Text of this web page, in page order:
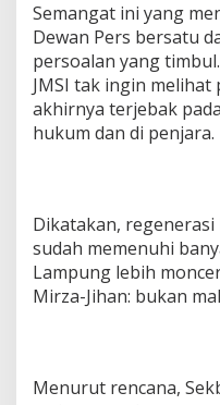
Semangat ini yang
Dewan Pers bersatu
persoalan yang
JMSI tak ingin
akhirnya terjebak
hukum dan di penjara.
Dikatakan,
sudah memenuhi
Lampung lebih
Mirza-Jihan: bukan
Menurut rencana,